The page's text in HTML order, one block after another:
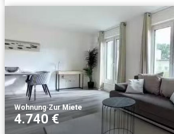
Wohnung·Zur Miete
4.740 €